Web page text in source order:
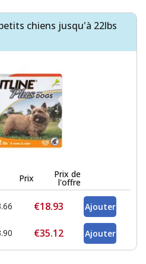
chiens jusqu'à 22lbs
Prix Prix de
l'offre
€18.93
€35.12